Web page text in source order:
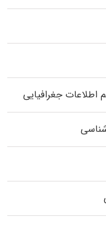
جغرافیایی